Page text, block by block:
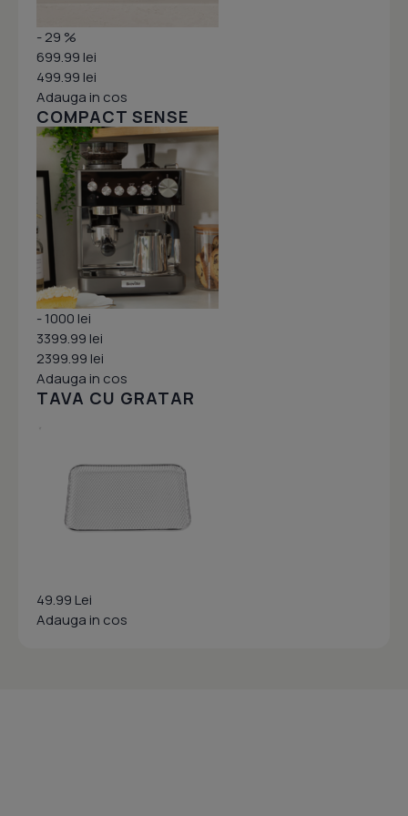
- 29 %
699.99 lei
499.99 lei
Adauga in cos
COMPACT SENSE
- 1000 lei
3399.99 lei
2399.99 lei
Adauga in cos
TAVA CU GRATAR
49.99 Lei
Adauga in cos